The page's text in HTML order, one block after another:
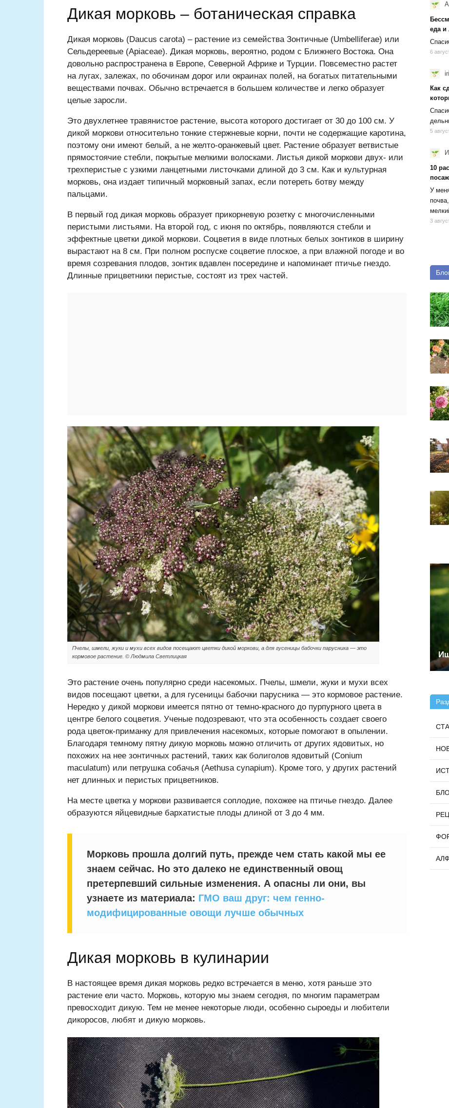
Дикая морковь – ботаническая справка
Дикая морковь (Daucus carota) – растение из семейства Зонтичные (Umbelliferae) или
Сельдереевые (Apiaceae). Дикая морковь, вероятно, родом с Ближнего Востока. Она
довольно распространена в Европе, Северной Африке и Турции. Повсеместно растет
на лугах, залежах, по обочинам дорог или окраинах полей, на богатых питательными
веществами почвах. Обычно встречается в большем количестве и легко образует
целые заросли.
Это двухлетнее травянистое растение, высота которого достигает от 30 до 100 см. У
дикой моркови относительно тонкие стержневые корни, почти не содержащие каротина,
поэтому они имеют белый, а не желто-оранжевый цвет. Растение образует ветвистые
прямостоячие стебли, покрытые мелкими волосками. Листья дикой моркови двух- или
трехперистые с узкими ланцетными листочками длиной до 3 см. Как и культурная
морковь, она издает типичный морковный запах, если потереть ботву между
пальцами.
В первый год дикая морковь образует прикорневую розетку с многочисленными
перистыми листьями. На второй год, с июня по октябрь, появляются стебли и
эффектные цветки дикой моркови. Соцветия в виде плотных белых зонтиков в ширину
вырастают на 8 см. При полном роспуске соцветие плоское, а при влажной погоде и во
время созревания плодов, зонтик вдавлен посередине и напоминает птичье гнездо.
Длинные прицветники перистые, состоят из трех частей.
Пчелы, шмели, жуки и мухи всех видов посещают цветки дикой моркови, а для гусеницы бабочки парусника — это
кормовое растение. © Людмила Светлицкая
Это растение очень популярно среди насекомых. Пчелы, шмели, жуки и мухи всех
видов посещают цветки, а для гусеницы бабочки парусника — это кормовое растение.
Нередко у дикой моркови имеется пятно от темно-красного до пурпурного цвета в
центре белого соцветия. Ученые подозревают, что эта особенность создает своего
рода цветок-приманку для привлечения насекомых, которые помогают в опылении.
Благодаря темному пятну дикую морковь можно отличить от других ядовитых, но
похожих на нее зонтичных растений, таких как болиголов ядовитый (Conium
maculatum) или петрушка собачья (Aethusa cynapium). Кроме того, у других растений
нет длинных и перистых прицветников.
На месте цветка у моркови развивается соплодие, похожее на птичье гнездо. Далее
образуются яйцевидные бархатистые плоды длиной от 3 до 4 мм.
Морковь прошла долгий путь, прежде чем стать какой мы ее
знаем сейчас. Но это далеко не единственный овощ
претерпевший сильные изменения. А опасны ли они, вы
узнаете из материала: ГМО ваш друг: чем генно-
модифицированные овощи лучше обычных
Дикая морковь в кулинарии
В настоящее время дикая морковь редко встречается в меню, хотя раньше это
растение ели часто. Морковь, которую мы знаем сегодня, по многим параметрам
превосходит дикую. Тем не менее некоторые люди, особенно сыроеды и любители
дикоросов, любят и дикую морковь.
еда и
6
Как
5
10
У
3